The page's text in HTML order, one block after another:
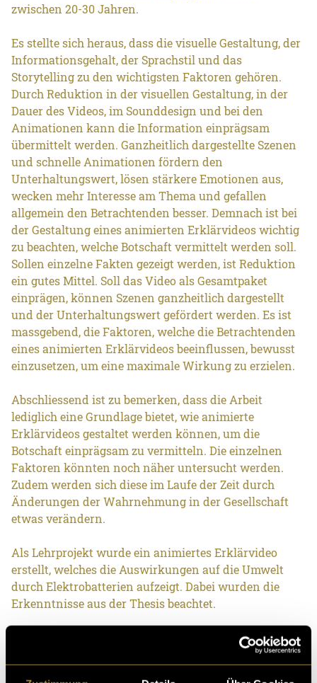
zwischen 20-30 Jahren.
Es stellte sich heraus, dass die visuelle Gestaltung, der
Informationsgehalt, der Sprachstil und das
Storytelling zu den wichtigsten Faktoren gehören.
Durch Reduktion in der visuellen Gestaltung, in der
Dauer des Videos, im Sounddesign und bei den
Animationen kann die Information einprägsam
übermittelt werden. Ganzheitlich dargestellte Szenen
und schnelle Animationen fördern den
Unterhaltungswert, lösen stärkere Emotionen aus,
wecken mehr Interesse am Thema und gefallen
allgemein den Betrachtenden besser. Demnach ist bei
der Gestaltung eines animierten Erklärvideos wichtig
zu beachten, welche Botschaft vermittelt werden soll.
Sollen einzelne Fakten gezeigt werden, ist Reduktion
ein gutes Mittel. Soll das Video als Gesamtpaket
einprägen, können Szenen ganzheitlich dargestellt
und der Unterhaltungswert gefördert werden. Es ist
massgebend, die Faktoren, welche die Betrachtenden
eines animierten Erklärvideos beeinflussen, bewusst
einzusetzen, um eine maximale Wirkung zu erzielen.
Abschliessend ist zu bemerken, dass die Arbeit
lediglich eine Grundlage bietet, wie animierte
Erklärvideos gestaltet werden können, um die
Botschaft einprägsam zu vermitteln. Die einzelnen
Faktoren könnten noch näher untersucht werden.
Zudem werden sich diese im Laufe der Zeit durch
Änderungen der Wahrnehmung in der Gesellschaft
etwas verändern.
Als Lehrprojekt wurde ein animiertes Erklärvideo
erstellt, welches die Auswirkungen auf die Umwelt
durch Elektrobatterien aufzeigt. Dabei wurden die
Erkenntnisse aus der Thesis beachtet.